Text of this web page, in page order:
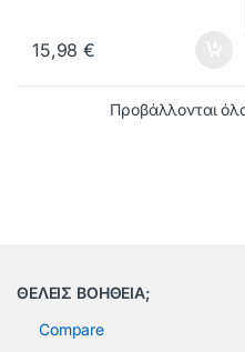
15,98€
Προβάλλονται
ΘΕΛΕΙΣ ΒΟΗΘΕΙΑ;
Compare